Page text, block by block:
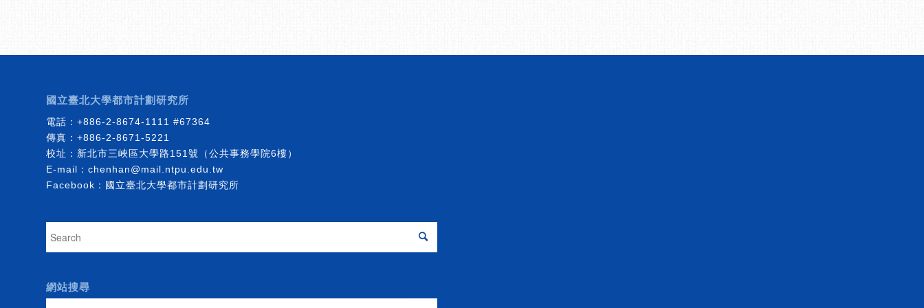
國立臺北大學都市計劃研究所
電話： +886-2-8674-1111 #67364
傳真：+886-2-8671-5221
校址：新北市三峽區大學路151號（公共事務學院6樓）
E-mail： chenhan@mail.ntpu.edu.tw
Facebook： 國立臺北大學都市計劃研究所
網站搜尋